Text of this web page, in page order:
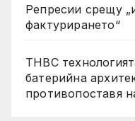
Репресии срещу
фактурирането“
THBC
батерийна
противопоставя